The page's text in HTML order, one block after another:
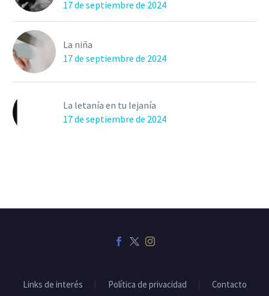
17 de septiembre de 2024
La niña
17 de septiembre de 2024
La letanía en tu lejanía
17 de septiembre de 2024
Links de interés Política de privacidad Contacto